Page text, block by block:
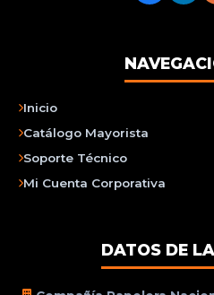
Inicio
Catálogo Mayorista
Soporte Técnico
Mi Cuenta Corporativa
DATOS DE